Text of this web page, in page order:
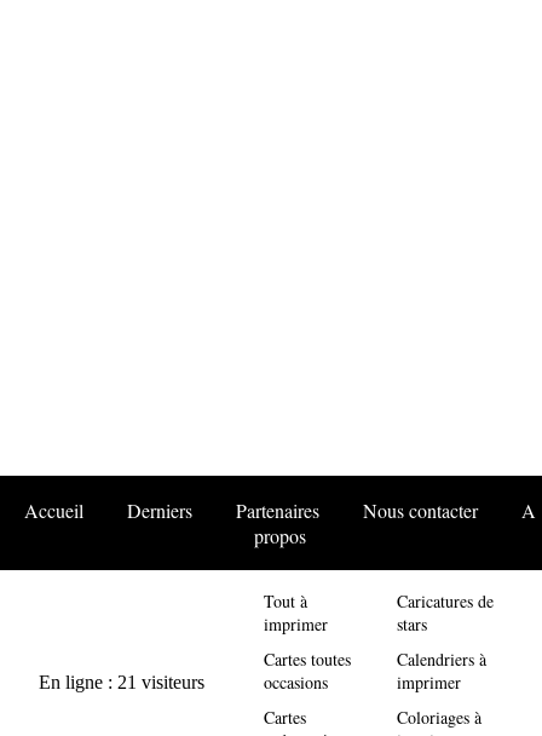
Accueil Derniers Partenaires Nous contacter
A
propos
Tout à
imprimer
Cartes toutes
occasions
Cartes
Caricatures de
stars
Calendriers à
imprimer
Coloriages à